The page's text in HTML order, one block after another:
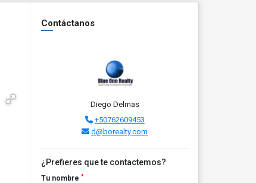
Contáctanos
Diego Delmas
+50762609453
d@borealty.com
¿Prefieres que te contactemos?
Tu nombre *